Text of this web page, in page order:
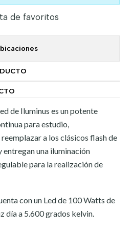
de favoritos
de Iluminus es un potente
para estudio,
a los clásicos flash de
una iluminación
para la realización de
con un Led de 100 Watts de
día a 5.600 grados kelvin.